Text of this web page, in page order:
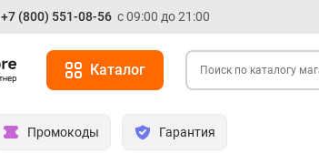
+7 (800) 551-08-56 с 09:00 до 21:00
Каталог
Промокоды Гарантия